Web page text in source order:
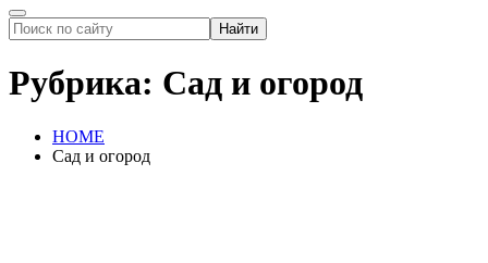
Рубрика: Сад и огород
HOME
Сад и огород